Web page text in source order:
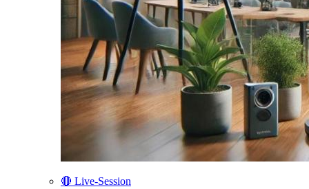
🔴 Live-Session